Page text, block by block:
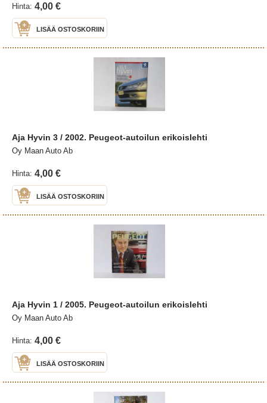
Hinta: 4,00 €
LISÄÄ OSTOSKORIIN
Aja Hyvin 3 / 2002. Peugeot-autoilun erikoislehti
Oy Maan Auto Ab
Hinta: 4,00 €
LISÄÄ OSTOSKORIIN
Aja Hyvin 1 / 2005. Peugeot-autoilun erikoislehti
Oy Maan Auto Ab
Hinta: 4,00 €
LISÄÄ OSTOSKORIIN